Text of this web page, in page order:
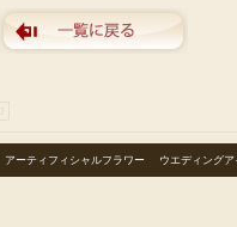
アーティフィシャルフラワー｜ ウエディングア